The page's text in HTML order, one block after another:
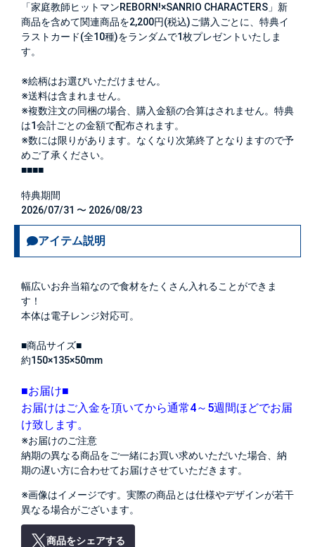
「家庭教師ヒットマンREBORN!×SANRIO CHARACTERS」新
商品を含めて関連商品を2,200円(税込)ご購入ごとに、特典イ
ラストカード(全10種)をランダムで1枚プレゼントいたしま
す。
※絵柄はお選びいただけません。
※送料は含まれません。
※複数注文の同梱の場合、購入金額の合算はされません。特典
は1会計ごとの金額で配布されます。
※数には限りがあります。なくなり次第終了となりますので予
めご了承ください。
■■■■
特典期間
2026/07/31 〜 2026/08/23
アイテム説明
幅広いお弁当箱なので食材をたくさん入れることができま
す！
本体は電子レンジ対応可。
■商品サイズ■
約150×135×50mm
■お届け■
お届けはご入金を頂いてから通常4～5週間ほどでお届
け致します。
※お届けのご注意
納期の異なる商品をご一緒にお買い求めいただいた場合、納
期の遅い方に合わせてお届けさせていただきます。
※画像はイメージです。実際の商品とは仕様やデザインが若干
異なる場合がございます。
商品をシェアする